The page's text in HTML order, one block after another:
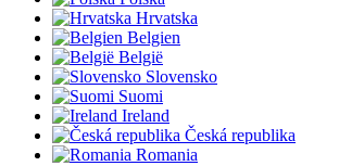
Hrvatska
Belgien
België
Slovensko
Suomi
Ireland
Česká republika
Romania